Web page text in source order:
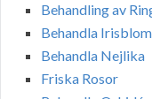
Behandling av
Behandla
Behandla Nejlika
Friska Rosor